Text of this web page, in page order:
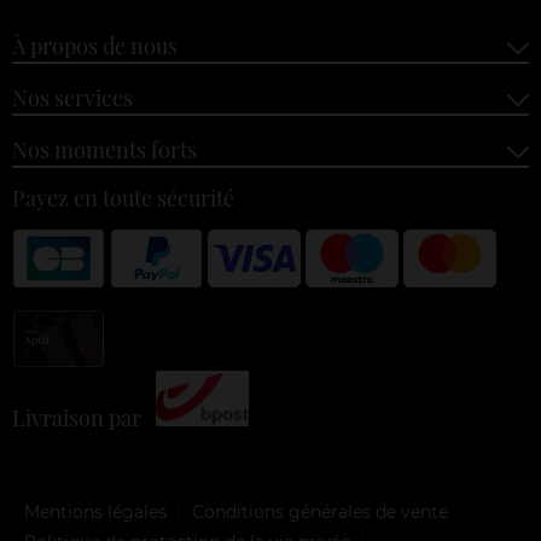
À propos de nous
Nos services
Nos moments forts
Payez en toute sécurité
Livraison par
Mentions légales
Conditions générales de vente